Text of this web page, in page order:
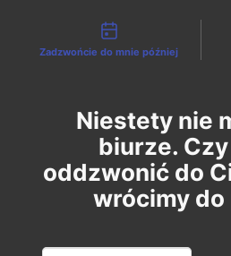
Zadzwońcie do mnie później
Niestety nie
biurze.
oddzwonić do
wrócimy do